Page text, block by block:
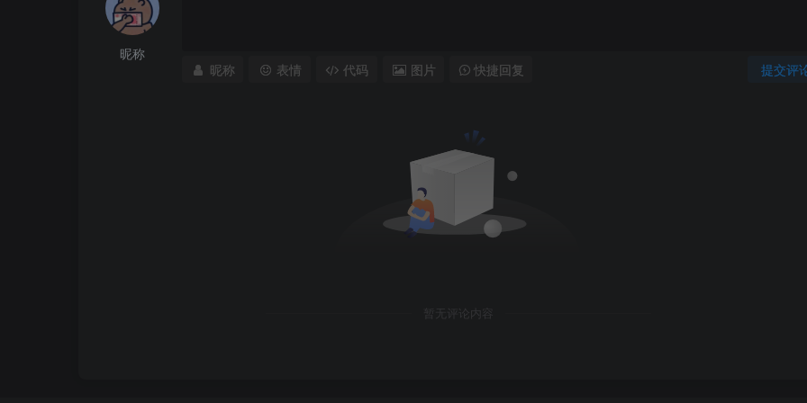
昵称
提交评
昵称 表情 代码 图片 快捷回复
暂无评论内容